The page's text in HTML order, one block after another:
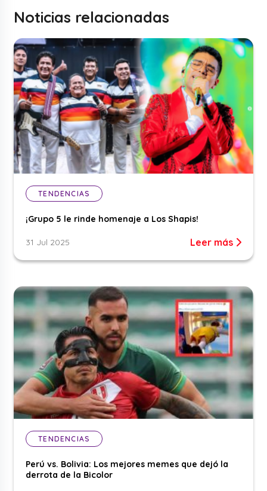
Noticias relacionadas
TENDENCIAS
¡Grupo 5 le rinde homenaje a Los Shapis!
31 Jul 2025 Leer más
TENDENCIAS
Perú vs. Bolivia: Los mejores memes que dejó la
derrota de la Bicolor